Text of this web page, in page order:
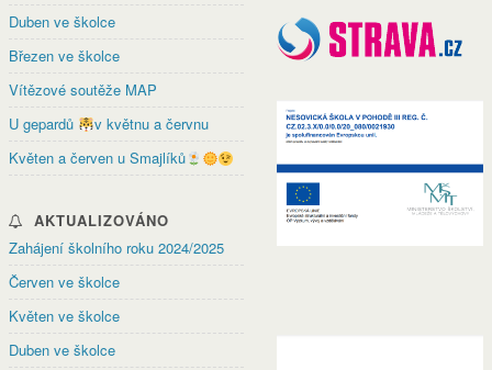
Duben ve školce
Březen ve školce
Vítězové soutěže MAP
U gepardů
v květnu a červnu
Květen a červen u Smajlíků
AKTUALIZOVÁNO
Zahájení školního roku 2024/2025
Červen ve školce
Květen ve školce
Duben ve školce